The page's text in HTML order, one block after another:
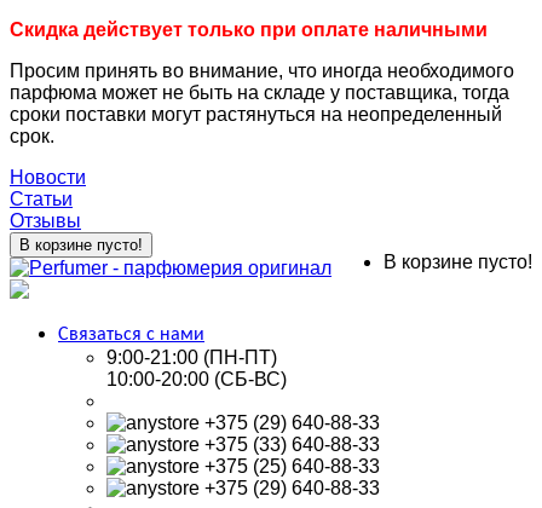
Скидка действует только при оплате наличными
Просим принять во внимание, что иногда необходимого
парфюма может не быть на складе у поставщика, тогда
сроки поставки могут растянуться на неопределенный
срок.
Новости
Статьи
Отзывы
В корзине пусто!
В корзине пусто!
Связаться с нами
9:00-21:00 (ПН-ПТ)
10:00-20:00 (СБ-ВС)
+375 (29) 640-88-33
+375 (33) 640-88-33
+375 (25) 640-88-33
+375 (29) 640-88-33